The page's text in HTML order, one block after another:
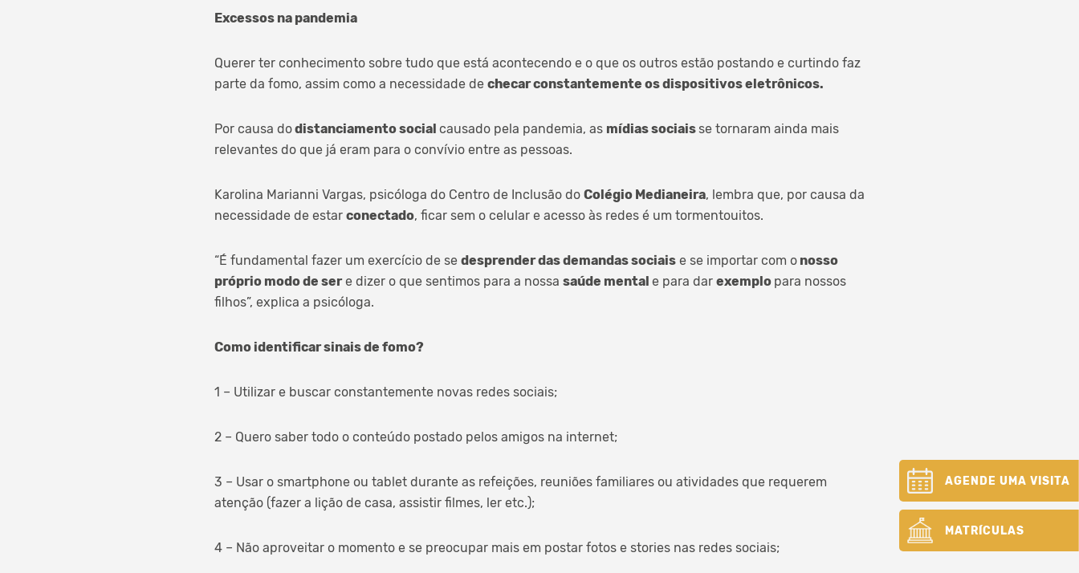
Excessos na pandemia
Querer ter conhecimento sobre tudo que está acontecendo e o que os outros estão postando e curtindo faz
parte da fomo, assim como a necessidade de checar constantemente os dispositivos eletrônicos.
Por causa dodistanciamento social causado pela pandemia, as mídias sociais se tornaram ainda mais
relevantes do que já eram para o convívio entre as pessoas.
Karolina Marianni Vargas, psicóloga do Centro de Inclusão do Colégio Medianeira, lembra que, por causa da
necessidade de estar conectado, ficar sem o celular e acesso às redes é um tormentouitos.
“É fundamental fazer um exercício de se desprender das demandas sociais e se importar com o nosso
próprio modo de sere dizer o que sentimos para a nossa saúde mental e para dar exemplo para nossos
filhos”, explica a psicóloga.
Como identificar sinais de fomo?
1 – Utilizar e buscar constantemente novas redes sociais;
2 – Quero saber todo o conteúdo postado pelos amigos na internet;
3 – Usar o smartphone ou tablet durante as refeições, reuniões familiares ou atividades que requerem
atenção (fazer a lição de casa, assistir filmes, ler etc.);
4 – Não aproveitar o momento e se preocupar mais em postar fotos e stories nas redes sociais;
AGENDE UMA VISITA
MATRÍCULAS